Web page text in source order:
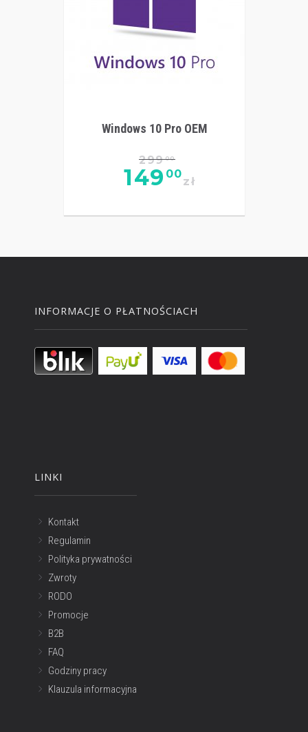
Windows 10 Pro OEM
29900
149 00
zł
INFORMACJE O PŁATNOŚCIACH
LINKI
Kontakt
Regulamin
Polityka prywatności
Zwroty
RODO
Promocje
B2B
FAQ
Godziny pracy
Klauzula informacyjna